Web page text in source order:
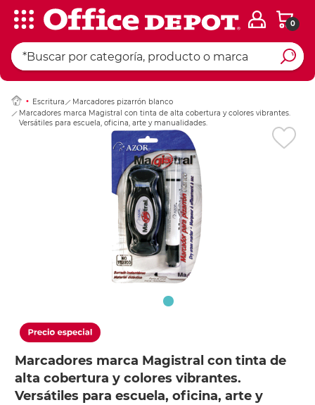
0
Escritura
Marcadores pizarrón blanco
Marcadores marca Magistral con tinta de alta cobertura y colores vibrantes.
Versátiles para escuela, oficina, arte y manualidades.
Marcadores marca Magistral con tinta de
alta cobertura y colores vibrantes.
Versátiles para escuela, oficina, arte y
Ingresar Codigo